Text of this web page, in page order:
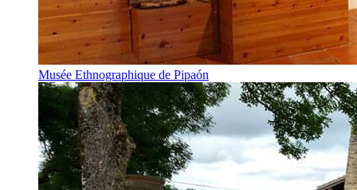
Musée Ethnographique de Pipaón